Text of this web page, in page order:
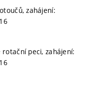
zahájení:
peci, zahájení: